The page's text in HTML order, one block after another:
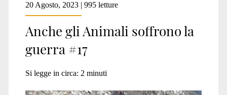
20 Agosto, 2023 | 995 letture
Anche gli Animali soffrono la
guerra #17
Si legge in circa: 2 minuti